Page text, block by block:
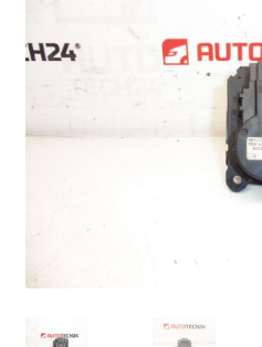
Košík
Můj účet
Ochrana osobních údajů
Platby